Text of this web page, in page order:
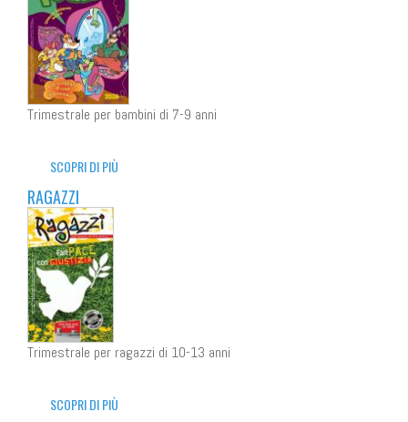
Trimestrale per bambini di 7-9 anni
SCOPRI DI PIÙ
RAGAZZI
Trimestrale per ragazzi di 10-13 anni
SCOPRI DI PIÙ